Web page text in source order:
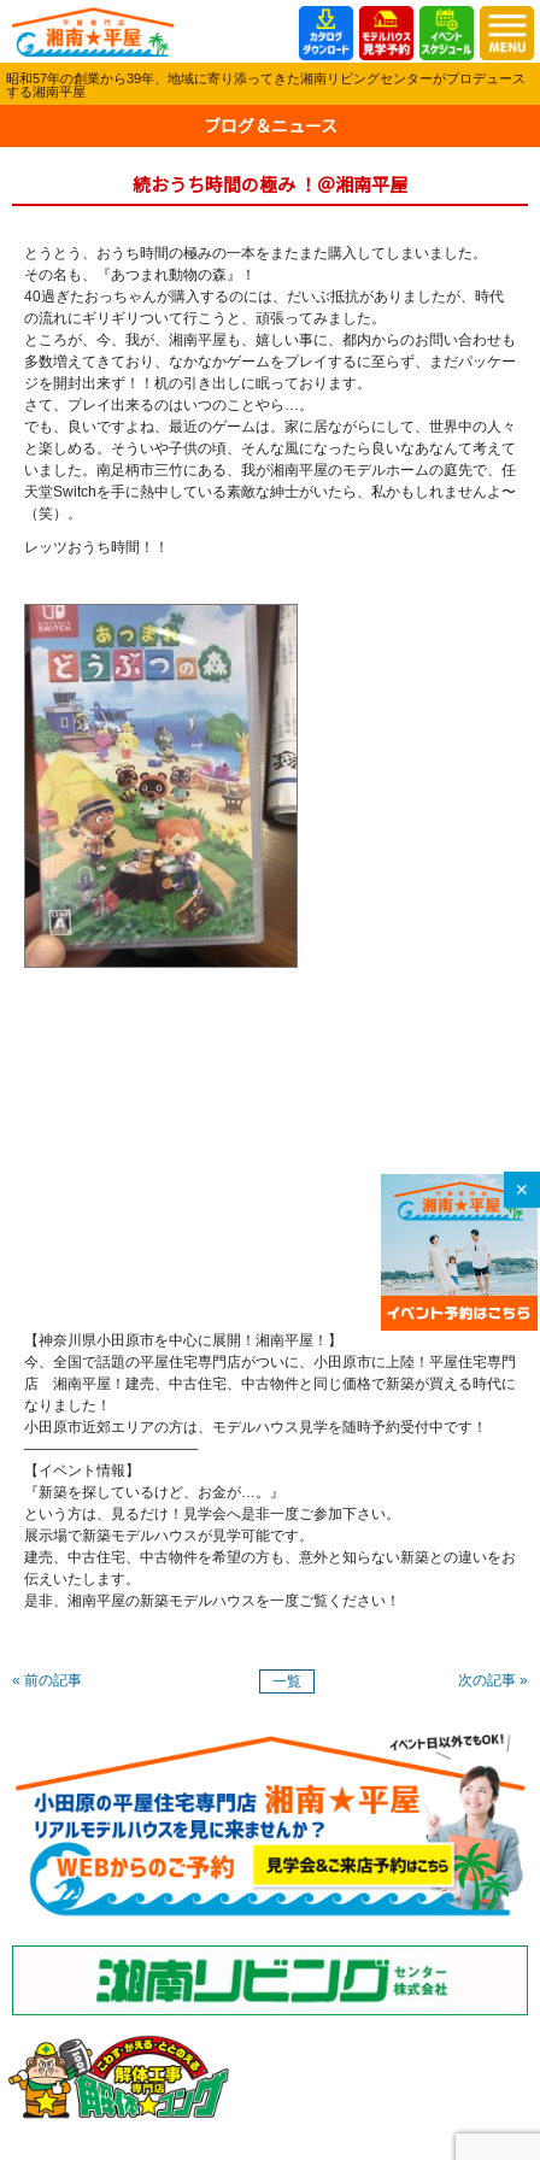
昭和57年の創業から39年、地域に寄り添ってきた湘南リビングセンターがプロデュース
する湘南平屋
ブログ＆ニュース
続おうち時間の極み ！＠湘南平屋
とうとう、おうち時間の極みの一本をまたまた購入してしまいました。
その名も、『あつまれ動物の森』！
40過ぎたおっちゃんが購入するのには、だいぶ抵抗がありましたが、時代
の流れにギリギリついて行こうと、頑張ってみました。
ところが、今、我が、湘南平屋も、嬉しい事に、都内からのお問い合わせも
多数増えてきており、なかなかゲームをプレイするに至らず、まだパッケー
ジを開封出来ず！！机の引き出しに眠っております。
さて、プレイ出来るのはいつのことやら…。
でも、良いですよね、最近のゲームは。家に居ながらにして、世界中の人々
と楽しめる。そういや子供の頃、そんな風になったら良いなあなんて考えて
いました。南足柄市三竹にある、我が湘南平屋のモデルホームの庭先で、任
天堂Switchを手に熱中している素敵な紳士がいたら、私かもしれませんよ〜
（笑）。
レッツおうち時間！！
【神奈川県小田原市を中心に展開！湘南平屋！】
今、全国で話題の平屋住宅専門店がついに、小田原市に上陸！平屋住宅専門
店 湘南平屋！建売、中古住宅、中古物件と同じ価格で新築が買える時代に
なりました！
小田原市近郊エリアの方は、モデルハウス見学を随時予約受付中です！
————————————
【イベント情報】
『新築を探しているけど、お金が…。』
という方は、見るだけ！見学会へ是非一度ご参加下さい。
展示場で新築モデルハウスが見学可能です。
建売、中古住宅、中古物件を希望の方も、意外と知らない新築との違いをお
伝えいたします。
是非、湘南平屋の新築モデルハウスを一度ご覧ください！
« 前の記事 一覧 次の記事 »
✕